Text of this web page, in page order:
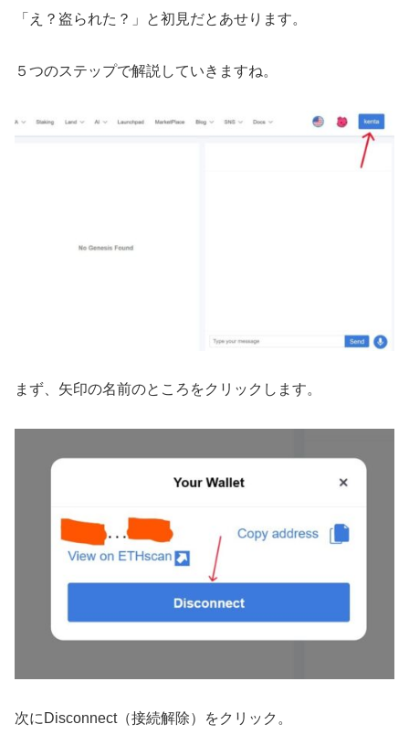
「え？盗られた？」と初見だとあせります。
５つのステップで解説していきますね。
まず、矢印の名前のところをクリックします。
次にDisconnect（接続解除）をクリック。